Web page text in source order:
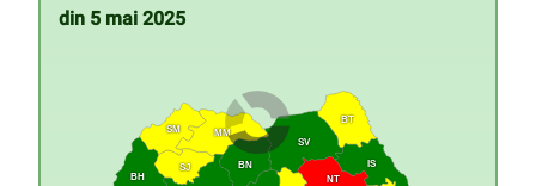
din 5 mai 2025
BH
BT
IS
NT
SJ
SM MM
BN
SV